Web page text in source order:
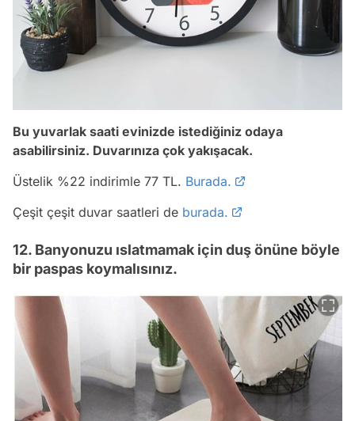
Bu yuvarlak saati evinizde istediğiniz odaya
asabilirsiniz. Duvarınıza çok yakışacak.
Üstelik %22 indirimle 77 TL. Burada.
Çeşit çeşit duvar saatleri de burada.
12. Banyonuzu ıslatmamak için duş önüne böyle
bir paspas koymalısınız.